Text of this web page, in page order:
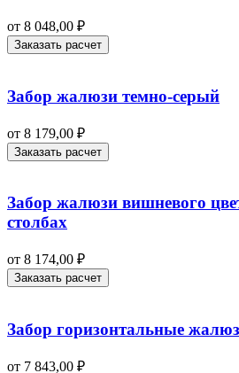
от 8 048,00 ₽
Заказать расчет
Забор жалюзи темно-серый
от 8 179,00 ₽
Заказать расчет
Забор жалюзи вишневого
столбах
от 8 174,00 ₽
Заказать расчет
Забор горизонтальные
от 7 843,00 ₽